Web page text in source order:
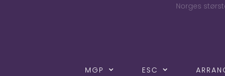
Norges
MGP ESC